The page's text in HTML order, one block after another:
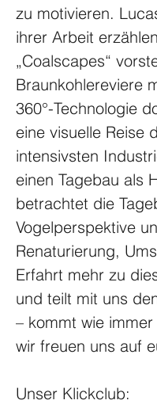
zu motivieren.
ihrer Arbeit
„Coalscapes“
Braunkohlereviere
360°-Technologie
eine visuelle Reise
intensivsten
einen Tagebau als
betrachtet die
Vogelperspektive
Renaturierung,
Erfahrt mehr zu
und teilt mit uns
– kommt wie
wir freuen uns auf
Unser Klickclub: